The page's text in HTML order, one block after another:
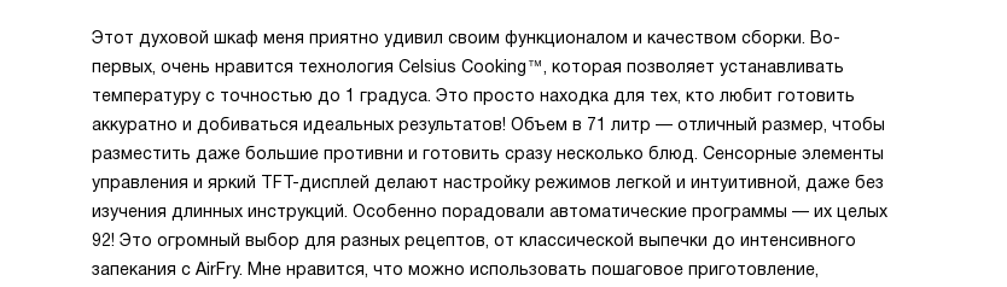
Этот духовой шкаф меня приятно удивил своим функционалом и качеством сборки. Во-
первых, очень нравится технология Celsius Cooking™, которая позволяет устанавливать
температуру с точностью до 1 градуса. Это просто находка для тех, кто любит готовить
аккуратно и добиваться идеальных результатов! Объем в 71 литр — отличный размер, чтобы
разместить даже большие противни и готовить сразу несколько блюд. Сенсорные элементы
управления и яркий TFT-дисплей делают настройку режимов легкой и интуитивной, даже без
изучения длинных инструкций. Особенно порадовали автоматические программы — их целых
92! Это огромный выбор для разных рецептов, от классической выпечки до интенсивного
запекания с AirFry. Мне нравится, что можно использовать пошаговое приготовление,